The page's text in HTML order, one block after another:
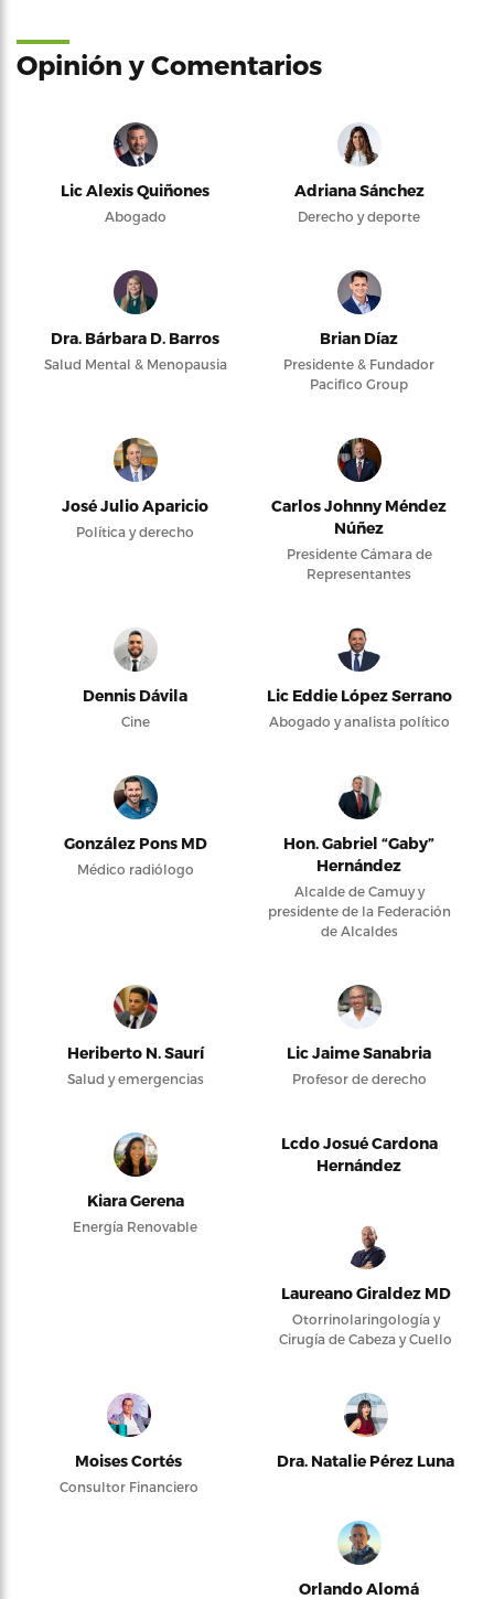
Opinión y Comentarios
Lic Alexis Quiñones
Abogado
Adriana Sánchez
Derecho y deporte
Dra. Bárbara D. Barros
Salud Mental & Menopausia
Brian Díaz
Presidente & Fundador
Pacifico Group
José Julio Aparicio
Política y derecho
Carlos Johnny Méndez
Núñez
Presidente Cámara de
Representantes
Dennis Dávila
Cine
Lic Eddie López Serrano
Abogado y analista político
González Pons MD
Médico radiólogo
Hon. Gabriel “Gaby”
Hernández
Alcalde de Camuy y
presidente de la Federación
de Alcaldes
Heriberto N. Saurí
Salud y emergencias
Lic Jaime Sanabria
Profesor de derecho
Kiara Gerena
Energía Renovable
Lcdo Josué Cardona
Hernández
Laureano Giraldez MD
Otorrinolaringología y
Cirugía de Cabeza y Cuello
Moises Cortés
Consultor Financiero
Dra. Natalie Pérez Luna
Orlando Alomá